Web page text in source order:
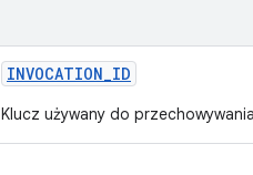
INVOCATION_ID
Klucz używany do